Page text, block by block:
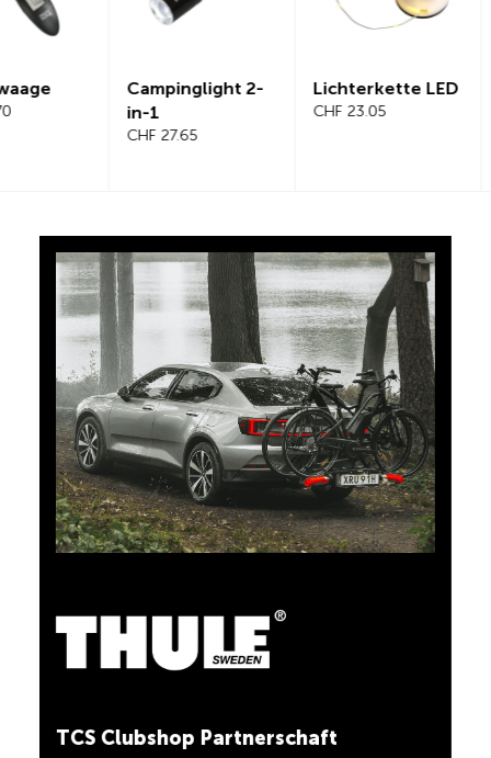
Campinglight 2-
Lichterkette LED
Beeline
die gemeinsame Philosophie, Menschen sicher,
zuverlässig und komfortabel unterwegs zu
5% Cashback
Mastercard® und Sie erhalten automatisch 5% als
Cashback zurück erstattet. Die TCS Member
Mastercard ist TCS Mitglieds-, Bezahl- und Sparkarte
in einem und für TCS-Mitglieder dauerhaft kostenlos.
Produkte erfüllen und Ihnen zuverlässige, nützliche
Helfer sein, wenn Sie unterwegs sind. Sie erkennen